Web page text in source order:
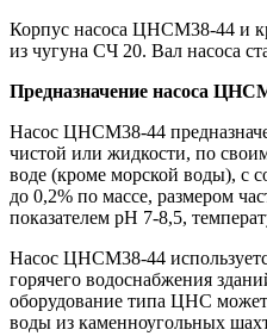
Корпус насоса ЦНСМ38-44 и
из чугуна СЧ 20. Вал насоса
Предназначение насоса
Насос ЦНСМ38-44
чистой или жидкости, по
воде (кроме морской воды), с
до 0,2% по массе, размером
показателем рН 7-8,5,
Насос ЦНСМ38-44
горячего водоснабжения
оборудование типа ЦНС может
воды из каменноугольных